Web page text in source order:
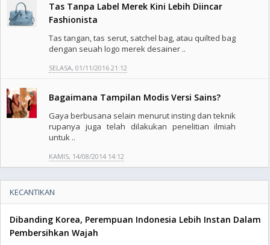
Tas Tanpa Label Merek Kini Lebih Diincar
Fashionista
Tas tangan, tas serut, satchel bag, atau quilted bag
dengan seuah logo merek desainer ..
SELASA, 01/11/2016 21:12
Bagaimana Tampilan Modis Versi Sains?
Gaya berbusana selain menurut insting dan teknik
rupanya juga telah dilakukan penelitian ilmiah
untuk ..
KAMIS, 14/08/2014 14:12
KECANTIKAN
Dibanding Korea, Perempuan Indonesia Lebih Instan Dalam
Pembersihkan Wajah